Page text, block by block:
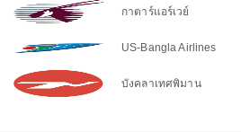
กาตาร์แอร์เวย์
US-Bangla Airlines
บังคลาเทศพิมาน